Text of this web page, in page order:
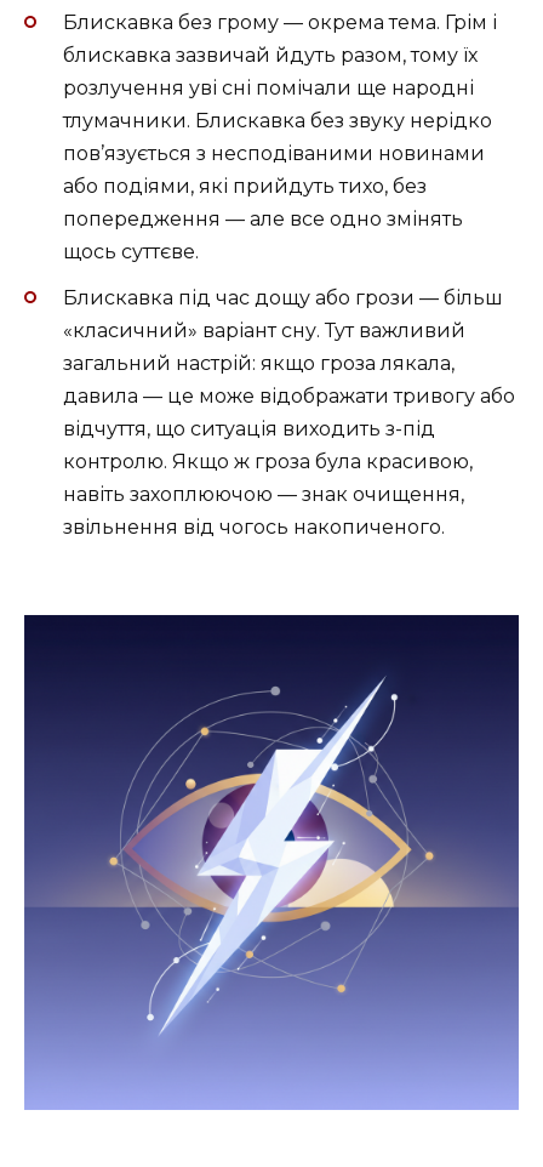
Блискавка без грому — окрема тема. Грім і
блискавка зазвичай йдуть разом, тому їх
розлучення уві сні помічали ще народні
тлумачники. Блискавка без звуку нерідко
пов’язується з несподіваними новинами
або подіями, які прийдуть тихо, без
попередження — але все одно змінять
щось суттєве.
Блискавка під час дощу або грози — більш
«класичний» варіант сну. Тут важливий
загальний настрій: якщо гроза лякала,
давила — це може відображати тривогу або
відчуття, що ситуація виходить з-під
контролю. Якщо ж гроза була красивою,
навіть захоплюючою — знак очищення,
звільнення від чогось накопиченого.